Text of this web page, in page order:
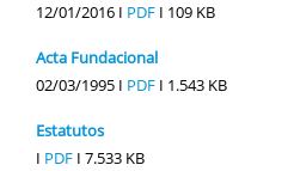
12/01/2016 I PDF I 109 KB
Acta Fundacional
02/03/1995 I PDF I 1.543 KB
Estatutos
I PDF I 7.533 KB